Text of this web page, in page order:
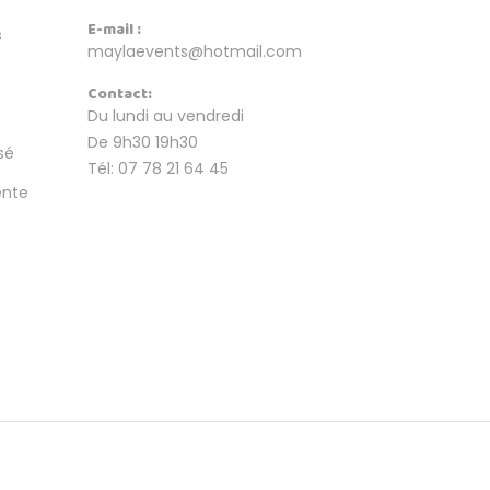
E-mail :
maylaevents@hotmail.com
Contact:
Du lundi au vendredi
De 9h30 19h30
Tél: 07 78 21 64 45